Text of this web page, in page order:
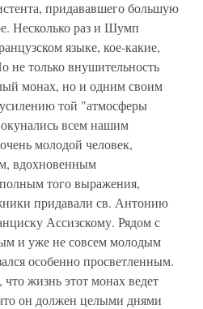
придававшего большую
Несколько раз и Шумп
языке, кое-какие,
не только внушительность
монах, но и одним своим
той "атмосферы
всем нашим
молодой человек,
вдохновенным
того выражения,
придавали св. Антонию
Ассизскому. Рядом с
и уже не совсем молодым
особенно просветленным.
жизнь этот монах ведет
он должен целыми днями